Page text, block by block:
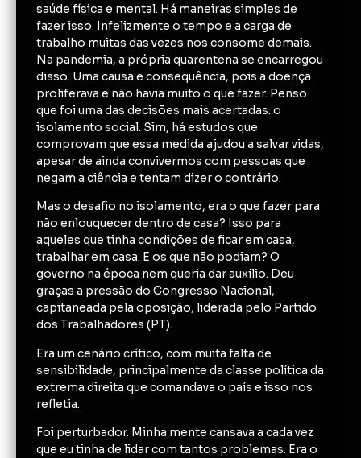
saúde física e mental. Há maneiras simples de
fazer isso. Infelizmente o tempo e a carga de
trabalho muitas das vezes nos consome demais.
Na pandemia, a própria quarentena se encarregou
disso. Uma causa e consequência, pois a doença
proliferava e não havia muito o que fazer. Penso
que foi uma das decisões mais acertadas: o
isolamento social. Sim, há estudos que
comprovam que essa medida ajudou a salvar vidas,
apesar de ainda convivermos com pessoas que
negam a ciência e tentam dizer o contrário.
Mas o desafio no isolamento, era o que fazer para
não enlouquecer dentro de casa? Isso para
aqueles que tinha condições de ficar em casa,
trabalhar em casa. E os que não podiam? O
governo na época nem queria dar auxílio. Deu
graças a pressão do Congresso Nacional,
capitaneada pela oposição, liderada pelo Partido
dos Trabalhadores (PT).
Era um cenário crítico, com muita falta de
sensibilidade, principalmente da classe política da
extrema direita que comandava o país e isso nos
refletia.
Foi perturbador. Minha mente cansava a cada vez
que eu tinha de lidar com tantos problemas. Era o